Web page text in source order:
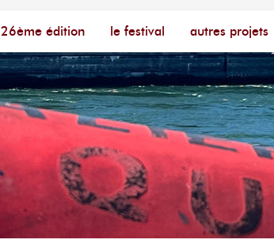
aller au contenu principal
aller au contenu secondaire
26ème édition le festival autres projets